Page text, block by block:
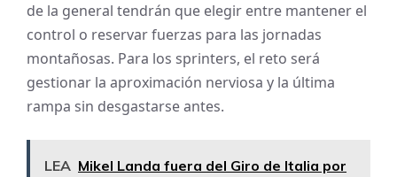
de la general tendrán que elegir entre mantener el
control o reservar fuerzas para las jornadas
montañosas. Para los sprinters, el reto será
gestionar la aproximación nerviosa y la última
rampa sin desgastarse antes.
LEA Mikel Landa fuera del Giro de Italia por